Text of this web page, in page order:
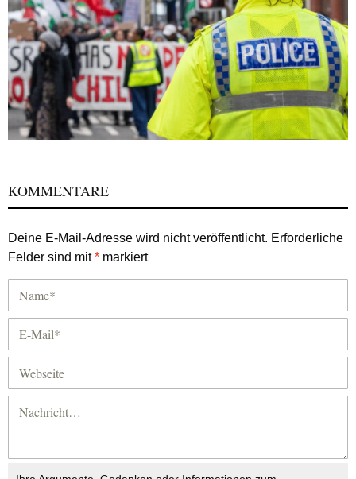
KOMMENTARE
Deine E-Mail-Adresse wird nicht veröffentlicht. Erforderliche
Felder sind mit* markiert